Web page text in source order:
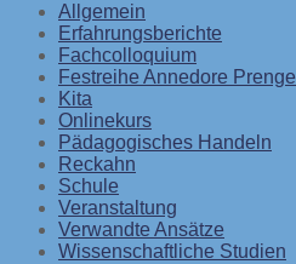
Allgemein
Erfahrungsberichte
Fachcolloquium
Festreihe Annedore Prengel
Kita
Onlinekurs
Pädagogisches Handeln
Reckahn
Schule
Veranstaltung
Verwandte Ansätze
Wissenschaftliche Studien